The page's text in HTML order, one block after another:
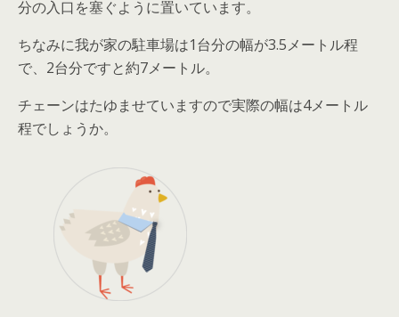
分の入口を塞ぐように置いています。
ちなみに我が家の駐車場は1台分の幅が3.5メートル程
で、2台分ですと約7メートル。
チェーンはたゆませていますので実際の幅は4メートル
程でしょうか。